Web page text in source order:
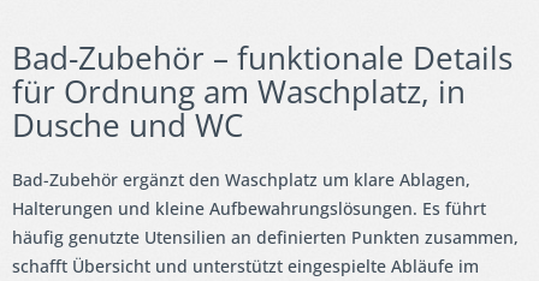
Bad-Zubehör – funktionale Details
für Ordnung am Waschplatz, in
Dusche und WC
Bad-Zubehör ergänzt den Waschplatz um klare Ablagen,
Halterungen und kleine Aufbewahrungslösungen. Es führt
häufig genutzte Utensilien an definierten Punkten zusammen,
schafft Übersicht und unterstützt eingespielte Abläufe im